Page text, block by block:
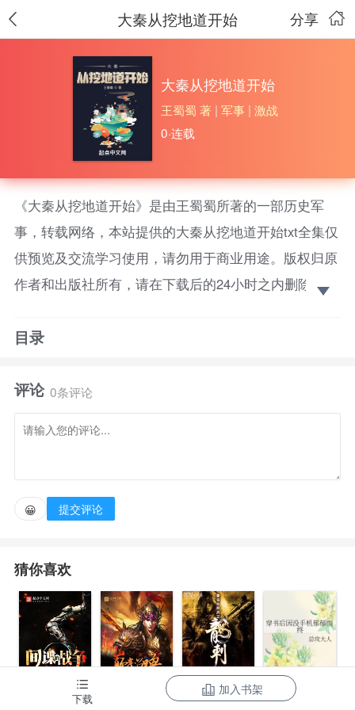
分享
大秦从挖地道开始
大秦从挖地道开始
王蜀蜀 著 | 军事 |激战
0·连载
《大秦从挖地道开始》是由王蜀蜀所著的一部历史军
事，转载网络，本站提供的大秦从挖地道开始txt全集仅
供预览及交流学习使用，请勿用于商业用途。版权归原
作者和出版社所有，请在下载后的24小时之内删除，如
刚统一不久。赵昊也曾想要不要挽天倾，由自己带领这
可看了看自己的周围，嬴政，李斯，赵高，蒙恬，王
贲，扶苏，胡亥….嗯，苟活一世不好吗？
于是乎，赵昊有个大胆的想法，先偷偷挖一条能逃出
王宫的地道，再开始混吃等死的生活。
又名《我不努力，就没人知道我有多弱》，《朕看见
这土耗子就来气！
》，《长兄不努力，弟弟如何坐享其成？》等等。
目录
评论 0条评论
😀 提交评论
猜你喜欢
最强特种兵之
穿书后因没手
下载
加入书架